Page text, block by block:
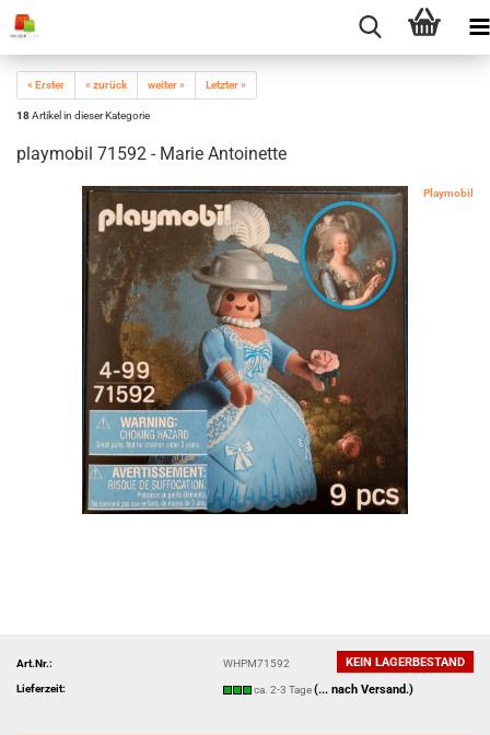
« Erster « zurück weiter » Letzter »
18Artikel in dieser Kategorie
playmobil 71592 - Marie Antoinette
Playmobil
KEIN LAGERBESTAND
Art.Nr.: WHPM71592
Lieferzeit: ca. 2-3 Tage(... nach Versand.)